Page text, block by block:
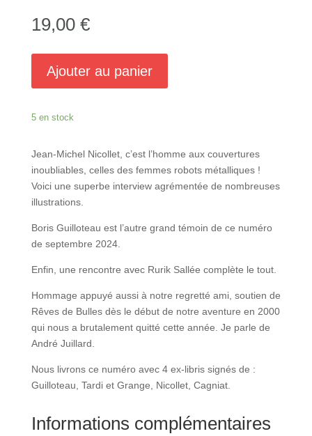
19,00 €
Ajouter au panier
5 en stock
Jean-Michel Nicollet, c’est l’homme aux couvertures
inoubliables, celles des femmes robots métalliques !
Voici une superbe interview agrémentée de nombreuses
illustrations.
Boris Guilloteau est l’autre grand témoin de ce numéro
de septembre 2024.
Enfin, une rencontre avec Rurik Sallée complète le tout.
Hommage appuyé aussi à notre regretté ami, soutien de
Rêves de Bulles dès le début de notre aventure en 2000
qui nous a brutalement quitté cette année. Je parle de
André Juillard.
Nous livrons ce numéro avec 4 ex-libris signés de :
Guilloteau, Tardi et Grange, Nicollet, Cagniat.
Informations complémentaires